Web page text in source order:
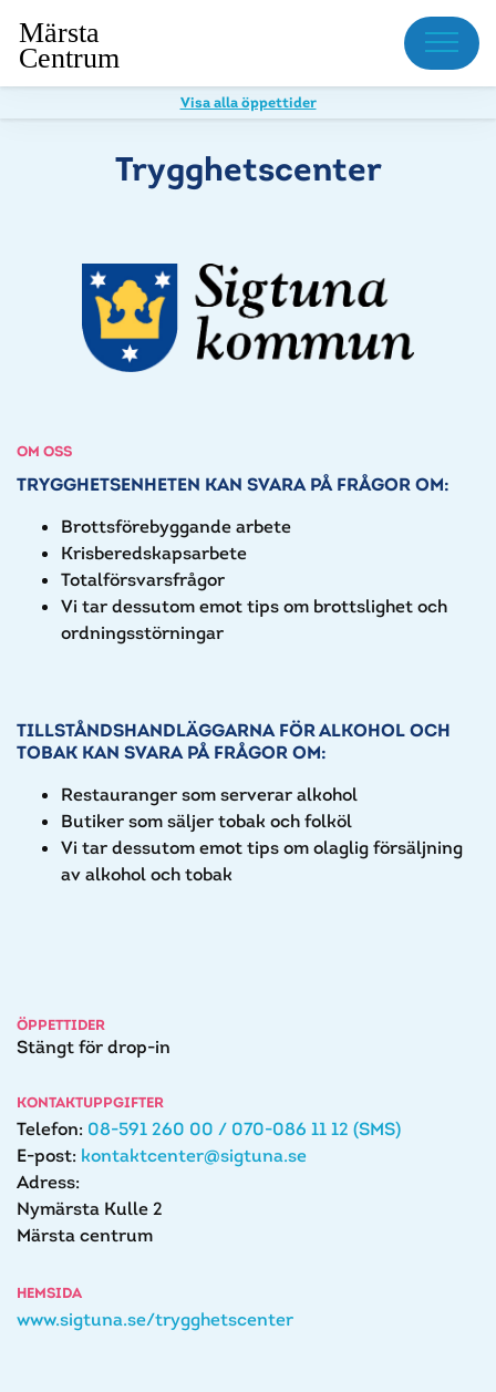
Meny
Visa alla öppettider
Trygghetscenter
OM OSS
TRYGGHETSENHETEN KAN SVARA PÅ FRÅGOR OM:
Brottsförebyggande arbete
Krisberedskapsarbete
Totalförsvarsfrågor
Vi tar dessutom emot tips om brottslighet och
ordningsstörningar
TILLSTÅNDSHANDLÄGGARNA FÖR ALKOHOL OCH
TOBAK KAN SVARA PÅ FRÅGOR OM:
Restauranger som serverar alkohol
Butiker som säljer tobak och folköl
Vi tar dessutom emot tips om olaglig försäljning
av alkohol och tobak
ÖPPETTIDER
Stängt för drop-in
KONTAKTUPPGIFTER
Telefon: 08-591 260 00 / 070-086 11 12 (SMS)
E-post: kontaktcenter@sigtuna.se
Adress:
Nymärsta Kulle 2
Märsta centrum
HEMSIDA
www.sigtuna.se/trygghetscenter